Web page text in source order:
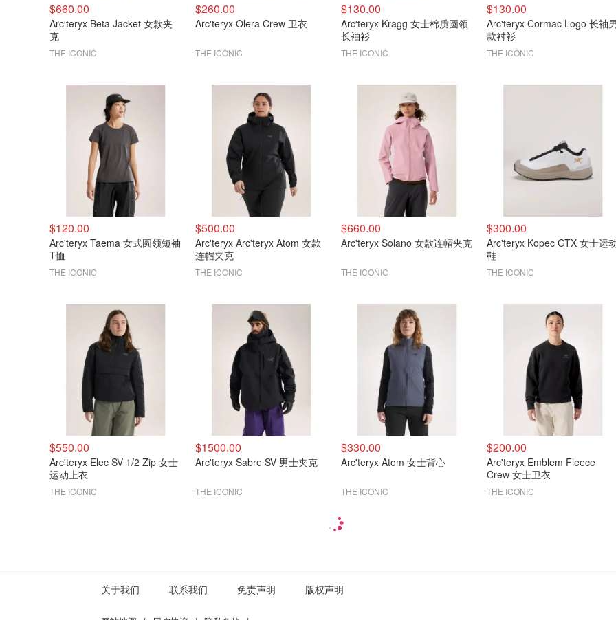
$660.00
Arc'teryx Beta Jacket 女款夹
克
THE ICONIC
$260.00
Arc'teryx Olera Crew 卫衣
THE ICONIC
$130.00
Arc'teryx Kragg 女士棉质圆领
长袖衫
THE ICONIC
$130.00
Arc'teryx Cormac Logo 长袖
款衬衫
THE ICONIC
$120.00
Arc'teryx Taema 女式圆领短袖
T恤
THE ICONIC
$500.00
Arc'teryx Arc'teryx Atom 女款
连帽夹克
THE ICONIC
$660.00
Arc'teryx Solano 女款连帽夹克
THE ICONIC
$300.00
Arc'teryx Kopec GTX 女士运
鞋
THE ICONIC
$550.00
Arc'teryx Elec SV 1/2 Zip 女士
运动上衣
THE ICONIC
$1500.00
Arc'teryx Sabre SV 男士夹克
THE ICONIC
$330.00
Arc'teryx Atom 女士背心
THE ICONIC
$200.00
Arc'teryx Emblem Fleece
Crew 女士卫衣
THE ICONIC
关于我们 联系我们 免责声明 版权声明